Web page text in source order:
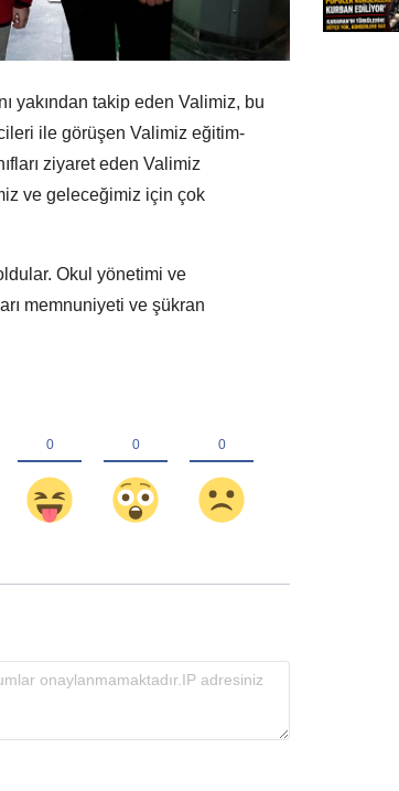
yakından takip eden Valimiz, bu
ile görüşen Valimiz eğitim-
ziyaret eden Valimiz
ve geleceğimiz için çok
Okul yönetimi ve
memnuniyeti ve şükran